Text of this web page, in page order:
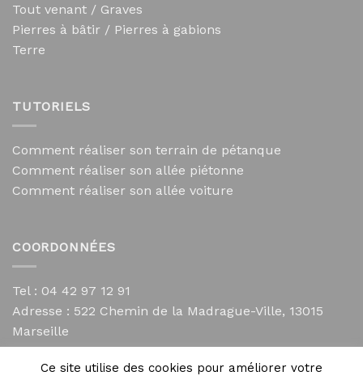
Tout venant / Graves
Pierres à bâtir / Pierres à gabions
Terre
TUTORIELS
Comment réaliser son terrain de pétanque
Comment réaliser son allée piétonne
Comment réaliser son allée voiture
COORDONNÉES
Tel : 04 42 97 12 91
Adresse : 522 Chemin de la Madrague-Ville, 13015
Marseille
contact@mycailloux.com
Mentions légales
Ce site utilise des cookies pour améliorer votre